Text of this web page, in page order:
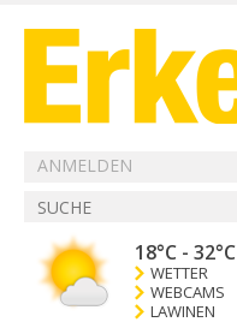
ANMELDEN
18°C - 32°C
WETTER
WEBCAMS
LAWINEN